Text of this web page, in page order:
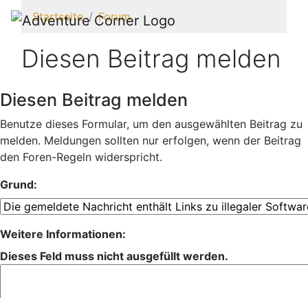
Startseite Forum
Diesen Beitrag melden
Diesen Beitrag melden
Benutze dieses Formular, um den ausgewählten Beitrag zu
melden. Meldungen sollten nur erfolgen, wenn der Beitrag
den Foren-Regeln widerspricht.
Grund:
Weitere Informationen:
Dieses Feld muss nicht ausgefüllt werden.